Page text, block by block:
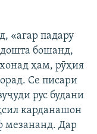
«агар падару
бошанд,
ҳам, рӯҳия
Се писари
рус будани
карданашон
мезананд. Дар